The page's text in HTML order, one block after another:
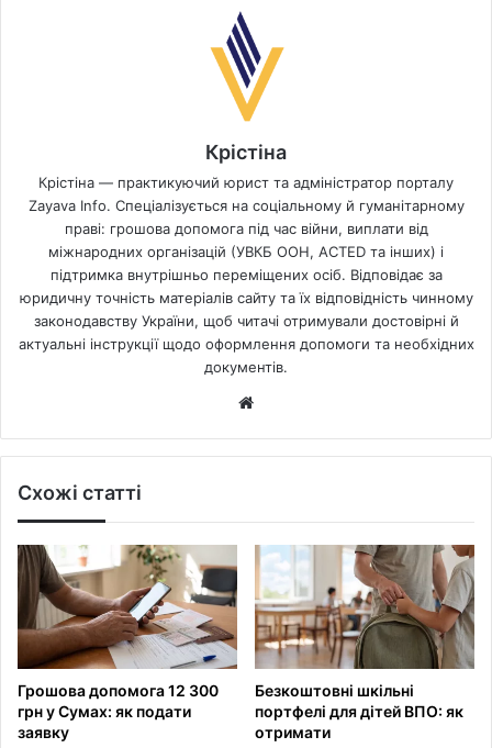
Крістіна
Крістіна — практикуючий юрист та адміністратор порталу
Zayava Info. Спеціалізується на соціальному й гуманітарному
праві: грошова допомога під час війни, виплати від
міжнародних організацій (УВКБ ООН, ACTED та інших) і
підтримка внутрішньо переміщених осіб. Відповідає за
юридичну точність матеріалів сайту та їх відповідність чинному
законодавству України, щоб читачі отримували достовірні й
актуальні інструкції щодо оформлення допомоги та необхідних
документів.
Схожі статті
Грошова допомога 12 300
грн у Сумах: як подати
заявку
Безкоштовні шкільні
портфелі для дітей ВПО: як
отримати